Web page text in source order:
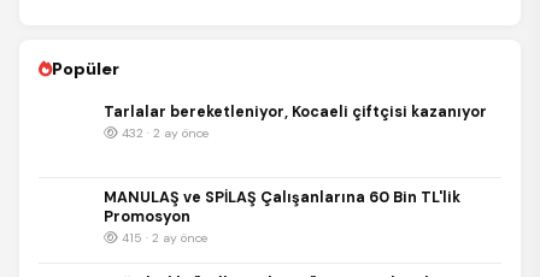
Popüler
Tarlalar bereketleniyor, Kocaeli çiftçisi kazanıyor
432 · 2 ay önce
MANULAŞ ve SPİLAŞ Çalışanlarına 60 Bin TL'lik
Promosyon
415 · 2 ay önce